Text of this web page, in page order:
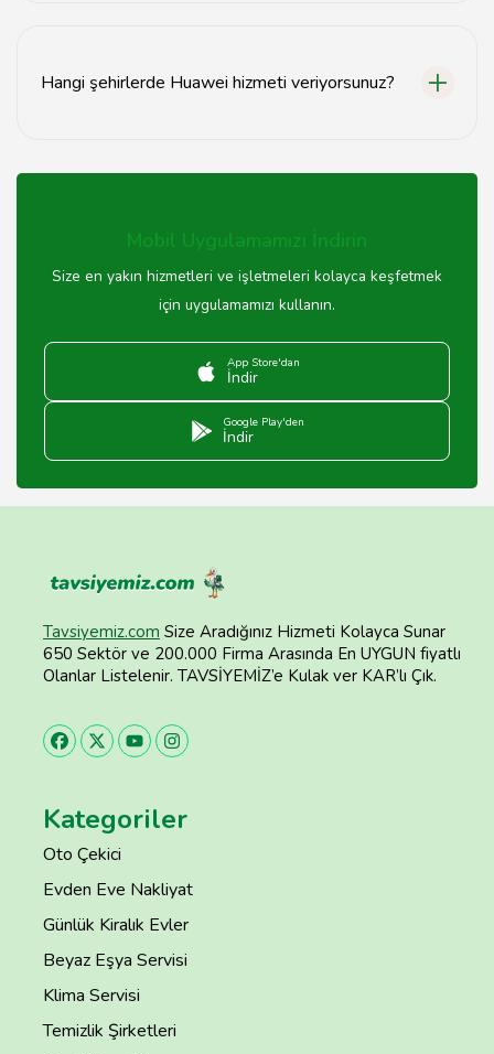
Hangi şehirlerde Huawei hizmeti veriyorsunuz?
hizmeti sunmaktadır. Özellikle büyük şehirlerdeki servis
Mobil Uygulamamızı İndirin
Size en yakın hizmetleri ve işletmeleri kolayca keşfetmek
için uygulamamızı kullanın.
App Store'dan
İndir
Google Play'den
İndir
Tavsiyemiz.com Size Aradığınız Hizmeti Kolayca Sunar
650 Sektör ve 200.000 Firma Arasında En UYGUN fiyatlı
Olanlar Listelenir. TAVSİYEMİZ’e Kulak ver KAR’lı Çık.
Kategoriler
Oto Çekici
Evden Eve Nakliyat
Günlük Kiralık Evler
Beyaz Eşya Servisi
Klima Servisi
Temizlik Şirketleri